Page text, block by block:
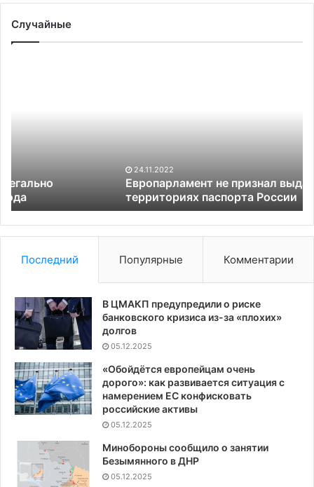
Случайные
России
Европарламент не признал выданные на новых
территориях паспорта России
Последний Популярные Комментарии
В ЦМАКП предупредили о риске
банковского кризиса из-за «плохих»
долгов
05.12.2025
«Обойдётся европейцам очень
дорого»: как развивается ситуация с
намерением ЕС конфисковать
российские активы
05.12.2025
Минобороны сообщило о занятии
Безымянного в ДНР
05.12.2025